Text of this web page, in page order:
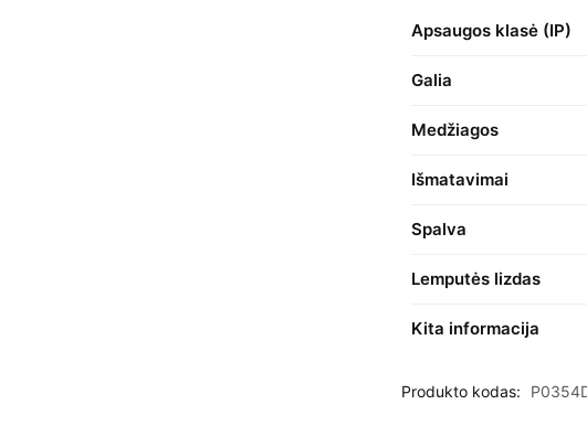
Apsaugos klasė (IP)
Galia
Medžiagos
Išmatavimai
Spalva
Lemputės lizdas
Kita informacija
Produkto kodas: